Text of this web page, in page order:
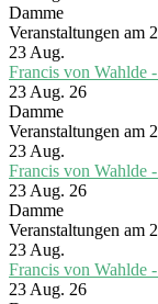
Damme
Veranstaltungen am
23 Aug.
Francis von Wahlde
23 Aug. 26
Damme
Veranstaltungen am
23 Aug.
Francis von Wahlde
23 Aug. 26
Damme
Veranstaltungen am
23 Aug.
Francis von Wahlde
23 Aug. 26